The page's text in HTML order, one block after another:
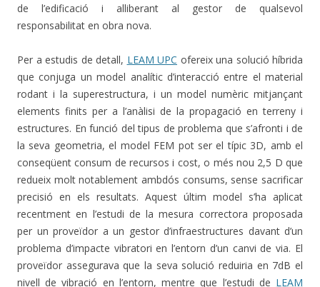
de l’edificació i alliberant al gestor de qualsevol
responsabilitat en obra nova.
Per a estudis de detall, LEAM UPC ofereix una solució híbrida
que conjuga un model analític d’interacció entre el material
rodant i la superestructura, i un model numèric mitjançant
elements finits per a l’anàlisi de la propagació en terreny i
estructures. En funció del tipus de problema que s’afronti i de
la seva geometria, el model FEM pot ser el típic 3D, amb el
conseqüent consum de recursos i cost, o més nou 2,5 D que
redueix molt notablement ambdós consums, sense sacrificar
precisió en els resultats. Aquest últim model s’ha aplicat
recentment en l’estudi de la mesura correctora proposada
per un proveïdor a un gestor d’infraestructures davant d’un
problema d’impacte vibratori en l’entorn d’un canvi de via. El
proveïdor assegurava que la seva solució reduiria en 7dB el
nivell de vibració en l’entorn, mentre que l’estudi de LEAM